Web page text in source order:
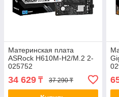
Материнская плата
ASRock H610M-H2/M.2 2-
025752
34 629 ₸ 37 290 ₸